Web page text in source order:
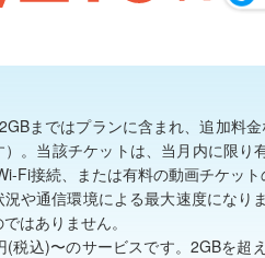
まではプランに含まれ、追加料
）。当該チケットは、当月内に限
Fi接続、または有料の動画チケッ
況や通信環境による最大速度にな
はありません。
(税込)〜のサービスです。2GBを超